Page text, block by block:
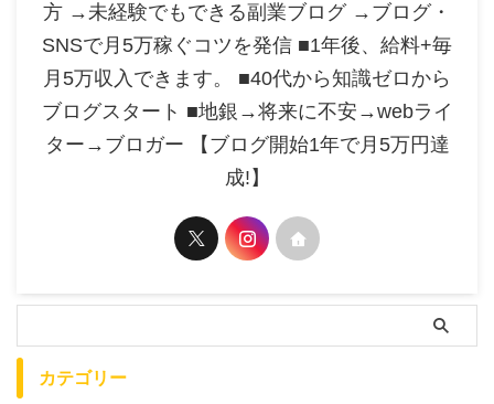
方 →未経験でもできる副業ブログ →ブログ・
SNSで月5万稼ぐコツを発信 ■1年後、給料+毎
月5万収入できます。 ■40代から知識ゼロから
ブログスタート ■地銀→将来に不安→webライ
ター→ブロガー 【ブログ開始1年で月5万円達
成!】
カテゴリー